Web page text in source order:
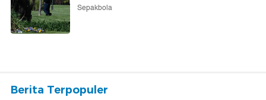
Sepakbola
Berita Terpopuler